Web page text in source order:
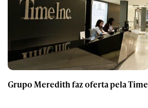
Grupo Meredith faz oferta pela Time